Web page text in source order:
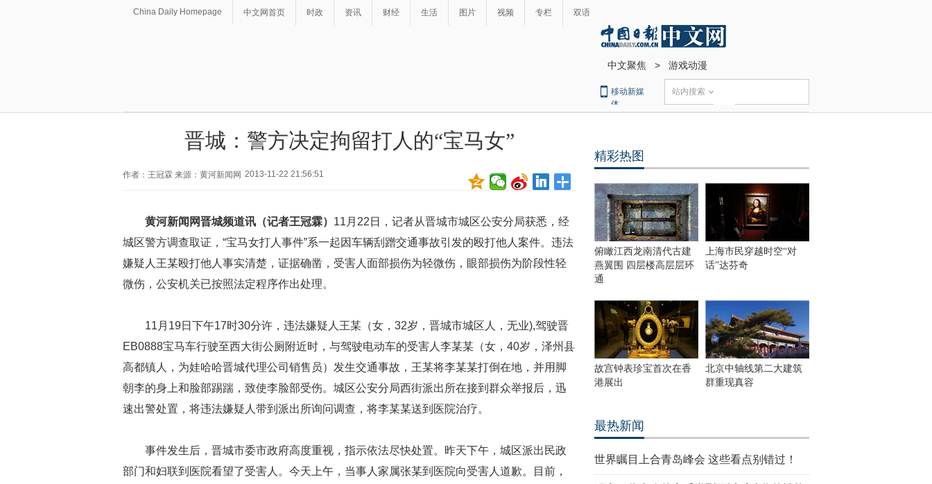
China Daily Homepage 中文网首页 时政 资讯 财经 生活 图片 视频 专栏 双语
中文聚焦 > 游戏动漫
移动新媒
体
站内搜索
晋城：警方决定拘留打人的“宝马女”
作者：王冠霖 来源：黄河新闻网 2013-11-22 21:56:51
黄河新闻网晋城频道讯（记者王冠霖） 11月22日，记者从晋城市城区公安分局获悉，经
城区警方调查取证，“宝马女打人事件”系一起因车辆刮蹭交通事故引发的殴打他人案件。违法
嫌疑人王某殴打他人事实清楚，证据确凿，受害人面部损伤为轻微伤，眼部损伤为阶段性轻
微伤，公安机关已按照法定程序作出处理。
11月19日下午17时30分许，违法嫌疑人王某（女，32岁，晋城市城区人，无业),驾驶晋
EB0888宝马车行驶至西大街公厕附近时，与驾驶电动车的受害人李某某（女，40岁，泽州县
高都镇人，为娃哈哈晋城代理公司销售员）发生交通事故，王某将李某某打倒在地，并用脚
朝李的身上和脸部踢踹，致使李脸部受伤。城区公安分局西街派出所在接到群众举报后，迅
速出警处置，将违法嫌疑人带到派出所询问调查，将李某某送到医院治疗。
事件发生后，晋城市委市政府高度重视，指示依法尽快处置。昨天下午，城区派出民政
部门和妇联到医院看望了受害人。今天上午，当事人家属张某到医院向受害人道歉。目前，
精彩热图
俯瞰江西龙南清代古建
燕翼围 四层楼高层层环
通
上海市民穿越时空“对
话”达芬奇
故宫钟表珍宝首次在香
港展出
北京中轴线第二大建筑
群重现真容
最热新闻
世界瞩目上合青岛峰会 这些看点别错过！